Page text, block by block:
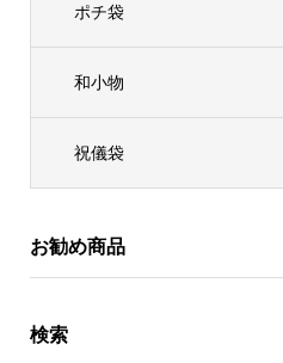
ポチ袋
和小物
祝儀袋
お勧め商品
検索